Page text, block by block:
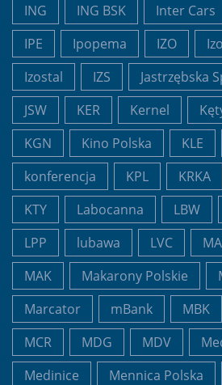
ING
ING BSK Inter Cars
IPE
Ipopema IZO
Izostal
IZS
Jastrzębska
JSW
KER Kernel
KGN
Kino Polska KLE
konferencja
KPL KRKA
KTY
Labocanna LBW
LPP
lubawa LVC
MAK
Makarony Polskie
Marcator
mBank MBK
MCR
MDG MDV
Medinice
Mennica Polska